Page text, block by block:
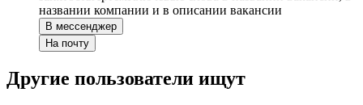
названии компании и в описании вакансии
В мессенджер
На почту
Другие пользователи ищут